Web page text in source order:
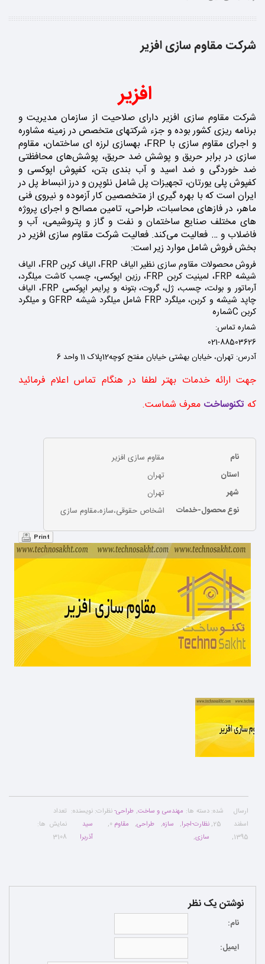
شرکت مقاوم سازی افزیر
افزیر
شرکت مقاوم سازی افزیر دارای صلاحیت از سازمان مدیریت و
برنامه ریزی کشور بوده و جزء شرکتهای متخصص در زمینه مشاوره
و اجرای مقاوم سازی با FRP، بهسازی لرزه ای ساختمان، مقاوم
سازی در برابر حریق و پوشش ضد حریق، پوشش‌های محافظتی
ضد خوردگی و ضد اسید و آب بندی بتن، کفپوش اپوکسی و
کفپوش پلی یورتان، تجهیزات پل شامل نئوپرن و درز انبساط پل در
ایران است که با بهره گیری از متخصصین کار آزموده و نیروی فنی
ماهر، در فازهای محاسبات، طراحی، تامین مصالح و اجرای پروژه
های مختلف صنایع ساختمان و نفت و گاز و پتروشیمی، آب و
فاضلاب و … فعالیت می‌کند. فعالیت شرکت مقاوم سازی افزیر در
بخش فروش شامل موارد زیر است:
فروش محصولات مقاوم سازی نظیر الیاف FRP، الیاف کربن FRP، الیاف
شیشه FRP، لمینیت کربن FRP، رزین اپوکسی، چسب کاشت میلگرد،
آرماتور و بولت، چسب، ژل، گروت، بتونه و پرایمر اپوکسی FRP، الیاف
چاپد شیشه و کربن، میلگرد FRP شامل میلگرد شیشه GFRP و میلگرد
کربن Cشماره
شماره تماس:
021-88503626
آدرس: تهران، خیابان بهشتی خیابان مفتح کوچه12پلاک 11 واحد 6
جهت ارائه خدمات بهتر لطفا در هنگام تماس اعلام فرمائید
که تکنوساخت معرف شماست.
نام
مقاوم سازی افزیر
استان
تهران
شهر
تهران
نوع محصول-خدمات
اشخاص حقوقی،سازه،مقاوم سازی
Print
ارسال شده:
اسفند 25,
1395
,
دسته ها: مهندسی و ساخت,طراحی-
نظارت-اجرا, سازه, طراحی, مقاوم
سازی,
نظرات:
0
,
نویسنده:
سید
آذربرا
تعداد
نمایش ها:
3108
نوشتن یک نظر
نام:
ایمیل: